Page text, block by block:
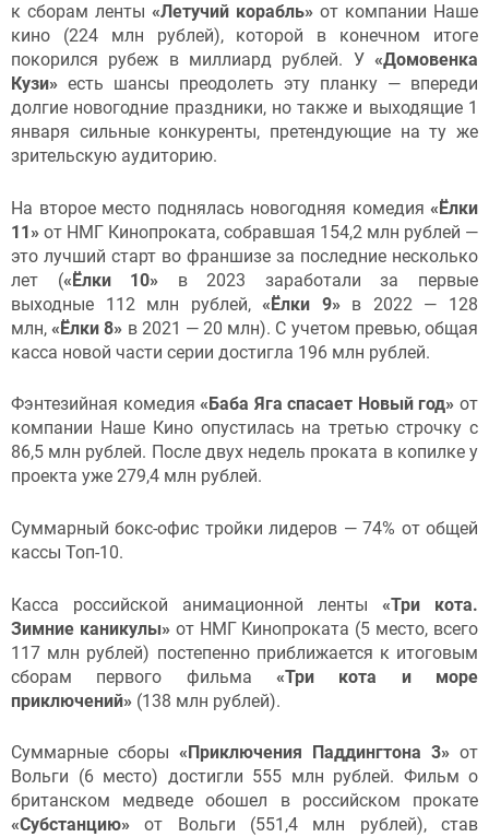
к сборам ленты «Летучий корабль» от компании Наше
кино (224 млн рублей), которой в конечном итоге
покорился рубеж в миллиард рублей. У «Домовенка
Кузи» есть шансы преодолеть эту планку — впереди
долгие новогодние праздники, но также и выходящие 1
января сильные конкуренты, претендующие на ту же
зрительскую аудиторию.
На второе место поднялась новогодняя комедия «Ёлки
11» от НМГ Кинопроката, собравшая 154,2 млн рублей —
это лучший старт во франшизе за последние несколько
лет («Ёлки 10» в 2023 заработали за первые
выходные
112 млн рублей,«Ёлки 9» в 2022 — 128
млн,«Ёлки 8» в 2021 — 20 млн). С учетом превью, общая
касса новой части серии достигла 196 млн рублей.
Фэнтезийная комедия«Баба Яга спасает Новый год» от
компании Наше Кино опустилась на третью строчку с
86,5 млн рублей. После двух недель проката в копилке у
проекта уже 279,4 млн рублей.
Суммарный бокс-офис тройки лидеров — 74% от общей
кассы Топ-10.
Касса российской анимационной ленты «Три кота.
Зимние каникулы» от НМГ Кинопроката (5 место, всего
117 млн рублей) постепенно приближается к итоговым
сборам первого фильма «Три кота и море
приключений» (138 млн рублей).
Суммарные сборы «Приключения Паддингтона 3» от
Вольги (6 место) достигли 555 млн рублей. Фильм о
британском медведе обошел в российском прокате
«Субстанцию»от Вольги
(551,4 млн рублей), став